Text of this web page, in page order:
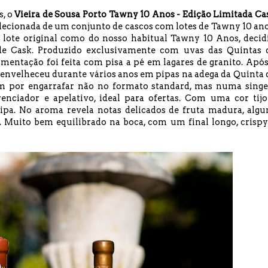
oVieira de Sousa Porto Tawny 10 Anos - Edição Limitada
de um conjunto de cascos com lotes de Tawny 10
original como do nosso habitual Tawny 10 Anos,
Produzido exclusivamente com uvas das Quintas
foi feita com pisa a pé em lagares de granito.
durante vários anos em pipas na adega da Quinta
por engarrafar não no formato standard, mas numa
e apelativo, ideal para ofertas. Com uma cor
No aroma revela notas delicados de fruta madura,
Muito bem equilibrado na boca, com um final longo,